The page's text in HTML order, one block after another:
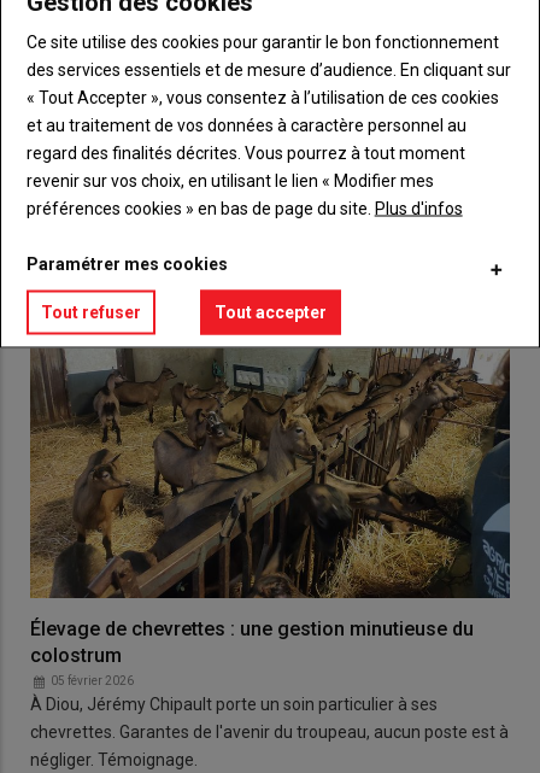
Lien Créez un compte
VOUS AIMEREZ AUSSI
Élevage de chevrettes : une gestion minutieuse du
colostrum
05 février 2026
À Diou, Jérémy Chipault porte un soin particulier à ses
chevrettes. Garantes de l'avenir du troupeau, aucun poste est à
négliger. Témoignage.
Ce site utilise des cookies pour garantir le bon fonctionnement
des services essentiels et de mesure d’audience. En cliquant sur
« Tout Accepter », vous consentez à l’utilisation de ces cookies
et au traitement de vos données à caractère personnel au
regard des finalités décrites. Vous pourrez à tout moment
revenir sur vos choix, en utilisant le lien « Modifier mes
préférences cookies » en bas de page du site. Plus d'infos
Paramétrer mes cookies
Tout refuser Tout accepter